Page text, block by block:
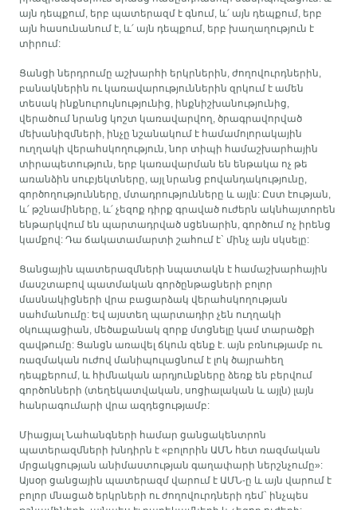
այն դեպքում, երբ պատերազմ է գնում, և՛ այն դեպքում, երբ
այն հասունանում է, և՛ այն դեպքում, երբ խաղաղություն է
տիրում:
Ցանցի ներդրումը աշխարհի երկրներին, ժողովուրդներին,
բանակներին ու կառավարություններին զրկում է ամեն
տեսակ ինքնուրույնությունից, ինքնիշխանությունից,
վերածում նրանց կոշտ կառավարվող, ծրագրավորված
մեխանիզմների, ինչը նշանակում է համամոլորակային
ուղղակի վերահսկողություն, նոր տիպի համաշխարհային
տիրապետություն, երբ կառավարման են ենթակա ոչ թե
առանձին սուբյեկտները, այլ նրանց բովանդակությունը,
գործողությունները, մտադրությունները և այլն: Ըստ էության,
և՛ թշնամիները, և՛ չեզոք դիրք գրաված ուժերն ակնհայտորեն
ենթարկվում են պարտադրված սցենարին, գործում ոչ իրենց
կամքով: Դա ճակատամարտի շահում է` մինչ այն սկսելը:
Ցանցային պատերազմների նպատակն է համաշխարհային
մասշտաբով պատմական գործընթացների բոլոր
մասնակիցների վրա բացարձակ վերահսկողության
սահմանումը: Եվ այստեղ պարտադիր չեն ուղղակի
օկուպացիան, մեծաքանակ զորք մտցնելը կամ տարածքի
զավթումը: Ցանցն առավել ճկուն զենք է. այն բռնությամբ ու
ռազմական ուժով մանիպուլացնում է լոկ ծայրահեղ
դեպքերում, և հիմնական արդյունքները ձեռք են բերվում
գործոնների (տեղեկատվական, սոցիալական և այլն) լայն
հանրագումարի վրա ազդեցությամբ:
Միացյալ Նահանգների համար ցանցակենտրոն
պատերազմների խնդիրն է «բոլորին ԱՄՆ հետ ռազմական
մրցակցության անիմաստության գաղափարի ներշնչումը»:
Այսօր ցանցային պատերազմ վարում է ԱՄՆ-ը և այն վարում է
բոլոր մնացած երկրների ու ժողովուրդների դեմ` ինչպես